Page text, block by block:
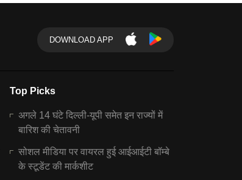
DOWNLOAD APP
Top Picks
अगले 14 घंटे दिल्ली-यूपी समेत इन राज्यों में
बारिश की चेतावनी
सोशल मीडिया पर वायरल हुई आईआईटी बॉम्बे
के स्टूडेंट की मार्कशीट